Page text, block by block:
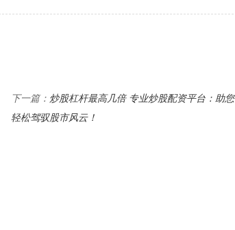
下一篇： 炒股杠杆最高几倍 专业炒股配资平台：助您
轻松驾驭股市风云！